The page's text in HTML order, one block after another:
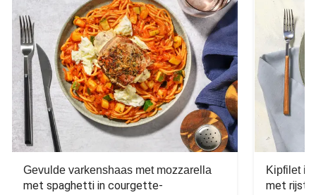
Gevulde varkenshaas met mozzarella
met spaghetti in courgette-
Kipfilet in
met rijst,